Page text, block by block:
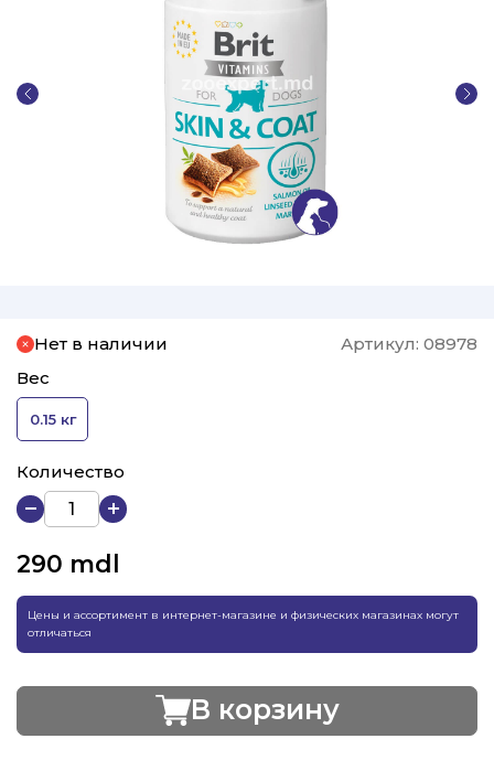
Нет в наличии Артикул: 08978
Вес
0.15 кг
Количество
290 mdl
Цены и ассортимент в интернет-магазине и физических магазинах могут
отличаться
В корзину